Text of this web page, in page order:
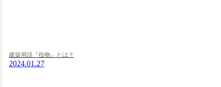
建築用語『役物』とは？
2024.01.27